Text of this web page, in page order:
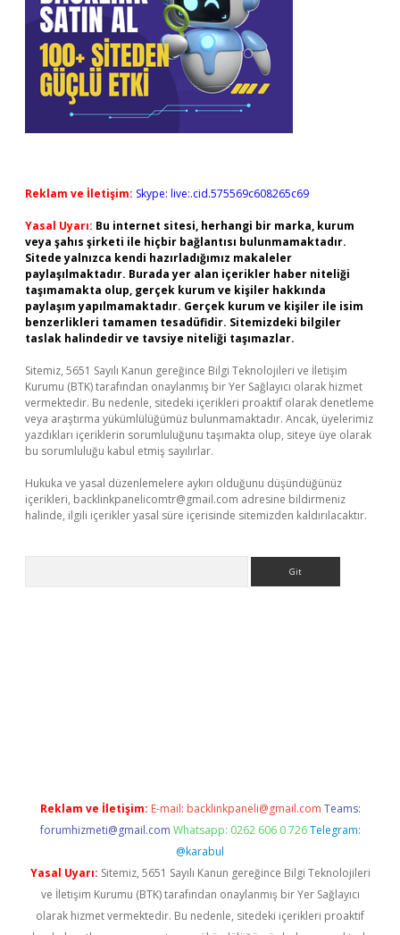
Reklam ve İletişim: Skype: live:.cid.575569c608265c69
Yasal Uyarı: Bu internet sitesi, herhangi bir marka, kurum
veya şahıs şirketi ile hiçbir bağlantısı bulunmamaktadır.
Sitede yalnızca kendi hazırladığımız makaleler
paylaşılmaktadır. Burada yer alan içerikler haber niteliği
taşımamakta olup, gerçek kurum ve kişiler hakkında
paylaşım yapılmamaktadır. Gerçek kurum ve kişiler ile isim
benzerlikleri tamamen tesadüfidir. Sitemizdeki bilgiler
taslak halindedir ve tavsiye niteliği taşımazlar.
Sitemiz, 5651 Sayılı Kanun gereğince Bilgi Teknolojileri ve İletişim
Kurumu (BTK) tarafından onaylanmış bir Yer Sağlayıcı olarak hizmet
vermektedir. Bu nedenle, sitedeki içerikleri proaktif olarak denetleme
veya araştırma yükümlülüğümüz bulunmamaktadır. Ancak, üyelerimiz
yazdıkları içeriklerin sorumluluğunu taşımakta olup, siteye üye olarak
bu sorumluluğu kabul etmiş sayılırlar.
Hukuka ve yasal düzenlemelere aykırı olduğunu düşündüğünüz
içerikleri, backlinkpanelicomtr@gmail.com adresine bildirmeniz
halinde, ilgili içerikler yasal süre içerisinde sitemizden kaldırılacaktır.
Reklam ve İletişim: E-mail: backlinkpaneli@gmail.com Teams:
forumhizmeti@gmail.com Whatsapp: 0262 606 0 726 Telegram:
@karabul
Yasal Uyarı: Sitemiz, 5651 Sayılı Kanun gereğince Bilgi Teknolojileri
ve İletişim Kurumu (BTK) tarafından onaylanmış bir Yer Sağlayıcı
olarak hizmet vermektedir. Bu nedenle, sitedeki içerikleri proaktif